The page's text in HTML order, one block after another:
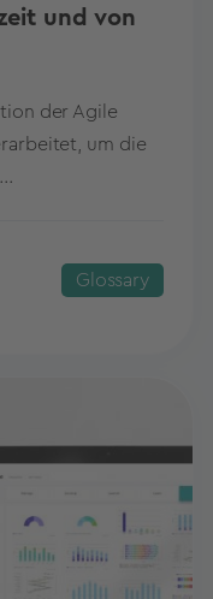
und von
der Agile
um die
Glossary